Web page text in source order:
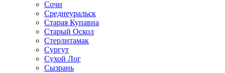
Сочи
Среднеуральск
Старая Купавна
Старый Оскол
Стерлитамак
Сургут
Сухой Лог
Сызрань